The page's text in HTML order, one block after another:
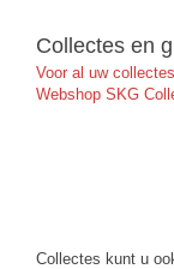
Collectes en
Voor al uw
Webshop SKG
Collectes kunt u